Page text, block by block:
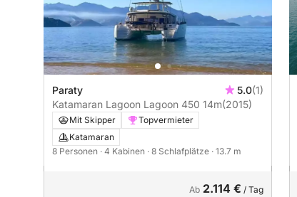
Paraty 5.0(1)
Katamaran Lagoon Lagoon 450 14m(2015)
Mit Skipper
Topvermieter
Katamaran
8 Personen · 4 Kabinen · 8 Schlafplätze · 13.7 m
Ab 2.114 € / Tag